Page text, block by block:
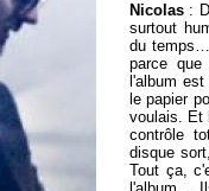
Nicolas :
surtout
du
parce
l'album
le papier
voulais. Et
contrôle
disque
Tout ça,